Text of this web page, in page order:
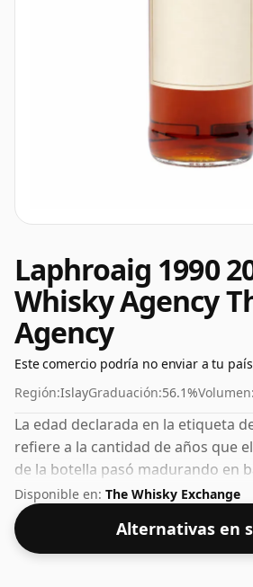
Laphroaig 1990
Whisky Agency
Agency
Este comercio podría no enviar a tu país
Región:IslayGraduación:56.1%Volumen:
La edad declarada en la etiqueta
refiere a la cantidad de años que
de la botella pasó madurando en
el caso de este Whisky Escocés de
años. Los fanáticos de los whiskies
graduación no se sentirán
embotellado que tiene un 56,1%
Disponible en: The Whisky Exchange
Alternativas en